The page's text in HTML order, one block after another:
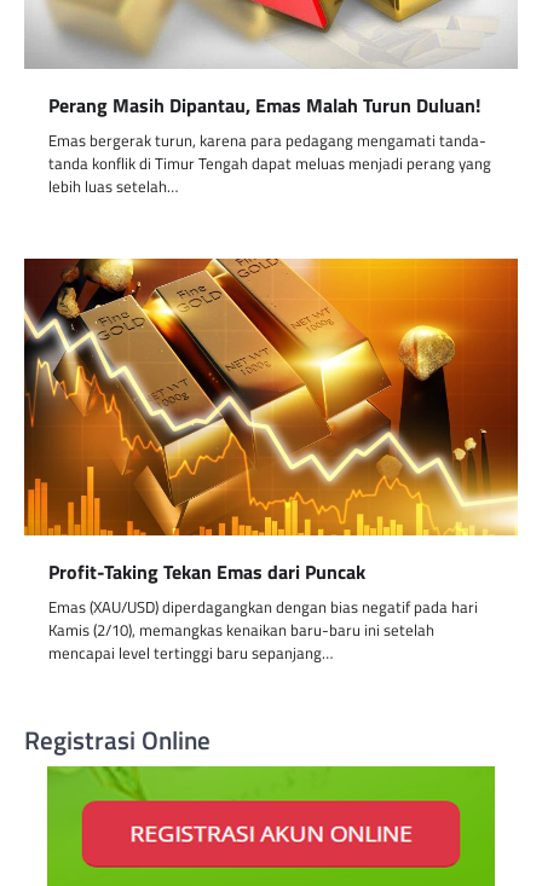
Perang Masih Dipantau, Emas Malah Turun Duluan!
Emas bergerak turun, karena para pedagang mengamati tanda-
tanda konflik di Timur Tengah dapat meluas menjadi perang yang
lebih luas setelah…
Profit-Taking Tekan Emas dari Puncak
Emas (XAU/USD) diperdagangkan dengan bias negatif pada hari
Kamis (2/10), memangkas kenaikan baru-baru ini setelah
mencapai level tertinggi baru sepanjang…
Registrasi Online